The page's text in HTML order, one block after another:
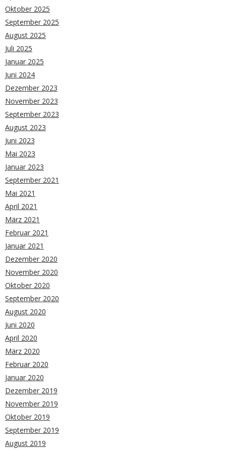
Oktober 2025
September 2025
August 2025
Juli 2025
Januar 2025
Juni 2024
Dezember 2023
November 2023
September 2023
August 2023
Juni 2023
Mai 2023
Januar 2023
September 2021
Mai 2021
April 2021
März 2021
Februar 2021
Januar 2021
Dezember 2020
November 2020
Oktober 2020
September 2020
August 2020
Juni 2020
April 2020
März 2020
Februar 2020
Januar 2020
Dezember 2019
November 2019
Oktober 2019
September 2019
August 2019